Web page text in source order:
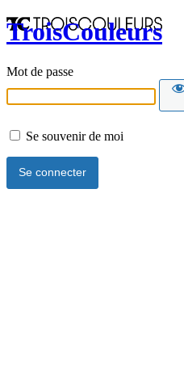
TroisCouleurs
Mot de passe
Se souvenir de moi